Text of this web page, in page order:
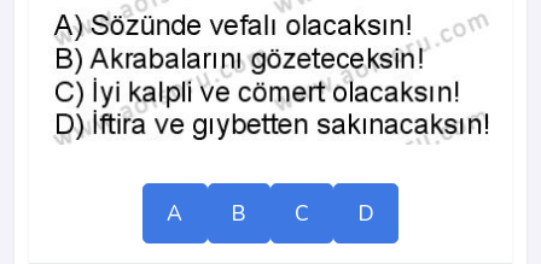
A B C D